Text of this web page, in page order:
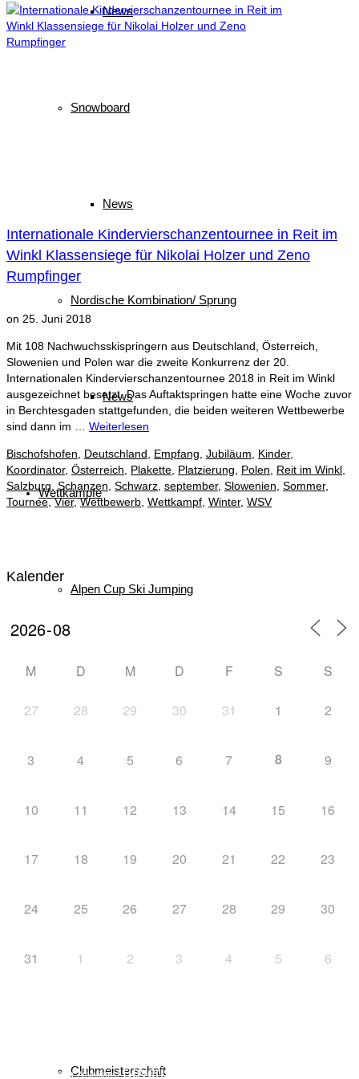
News
Snowboard
News
Nordische Kombination/ Sprung
News
Wettkämpfe
Alpen Cup Ski Jumping
Clubmeisterschaft
Internationale Kindervierschanzentournee in Reit im
Winkl Klassensiege für Nikolai Holzer und Zeno
Rumpfinger
on 25. Juni 2018
Mit 108 Nachwuchsskispringern aus Deutschland, Österreich,
Slowenien und Polen war die zweite Konkurrenz der 20.
Internationalen Kindervierschanzentournee 2018 in Reit im Winkl
ausgezeichnet besetzt. Das Auftaktspringen hatte eine Woche zuvor
in Berchtesgaden stattgefunden, die beiden weiteren Wettbewerbe
sind dann im … Weiterlesen
Bischofshofen, Deutschland, Empfang, Jubiläum, Kinder,
Koordinator, Österreich, Plakette, Platzierung, Polen, Reit im Winkl,
Salzburg,Schanzen, Schwarz, september, Slowenien, Sommer,
Tournee,Vier,Wettbewerb, Wettkampf, Winter, WSV
Kalender
M D M D F S S
27 28 29 30 31 1 2
3 4 5 6 7 8 9
10 11 12 13 14 15 16
17 18 19 20 21 22 23
24 25 26 27 28 29 30
31 1 2 3 4 5 6
Alpencup Athletiktest Bayerischer Schülercup